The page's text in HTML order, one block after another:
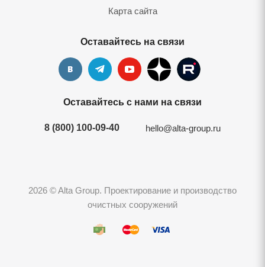
Карта сайта
Оставайтесь на связи
Оставайтесь с нами на связи
8 (800) 100-09-40 hello@alta-group.ru
2026 © Alta Group. Проектирование и производство
очистных сооружений